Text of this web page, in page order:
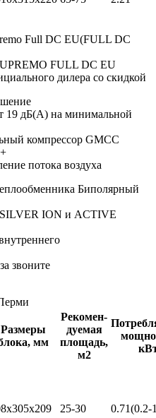
Full DC EU(FULL DC
19 дБ(А) на минимальной
компрессор GMCC
потока воздуха
Биполярный
ION и ACTIVE
звоните
Размеры
мм
Рекомен-
дуемая
площадь,
м2
25-30 0.71(0.2-